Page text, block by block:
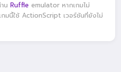
น Ruffle emulator หากเกมไม่
กมนี้ใช้ ActionScript เวอร์ชันที่ยังไม่